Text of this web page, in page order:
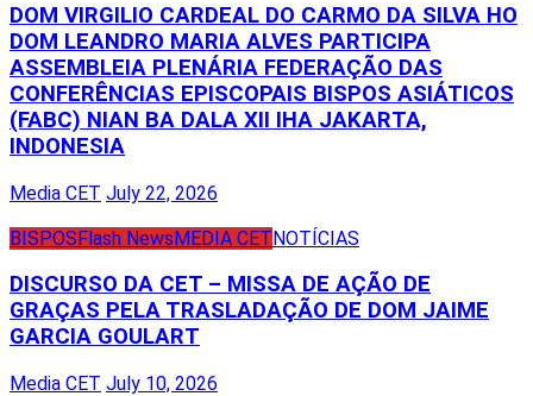
DOM VIRGILIO CARDEAL DO CARMO DA SILVA HO
DOM LEANDRO MARIA ALVES PARTICIPA
ASSEMBLEIA PLENÁRIA FEDERAÇÃO DAS
CONFERÊNCIAS EPISCOPAIS BISPOS ASIÁTICOS
(FABC) NIAN BA DALA XII IHA JAKARTA,
INDONESIA
Media CET July 22, 2026
BISPOSFlash NewsMEDIA CETNOTÍCIAS
DISCURSO DA CET – MISSA DE AÇÃO DE
GRAÇAS PELA TRASLADAÇÃO DE DOM JAIME
GARCIA GOULART
Media CET July 10, 2026